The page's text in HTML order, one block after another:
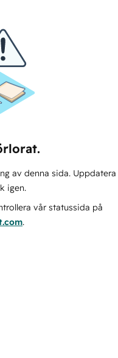
av denna sida. Uppdatera
igen.
vår statussida på
.